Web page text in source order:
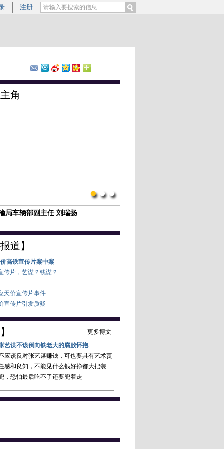
注册
角
局车辆部副主任 刘瑞扬
道】
高铁宣传片案中案
传片，艺谋？钱谋？
天价宣传片事件
宣传片引发质疑
更多博文
艺谋不该倒向铁老大的腐败怀抱
应该反对张艺谋赚钱，可也要具有艺术责
感和良知，不能见什么钱好挣都大把装
，恐怕最后吃不了还要兜着走